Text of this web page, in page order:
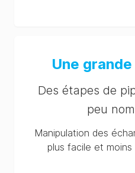
Une
Des étapes de
peu
Manipulation des
plus facile et